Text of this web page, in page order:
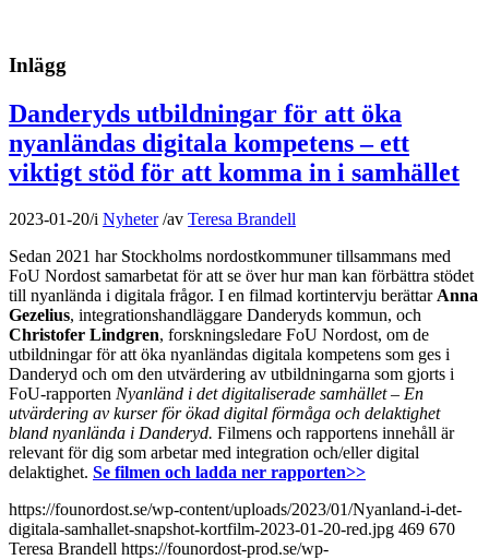
Inlägg
Danderyds utbildningar för att öka
nyanländas digitala kompetens – ett
viktigt stöd för att komma in i samhället
2023-01-20/i Nyheter /av Teresa Brandell
Sedan 2021 har Stockholms nordostkommuner tillsammans med
FoU Nordost samarbetat för att se över hur man kan förbättra stödet
till nyanlända i digitala frågor. I en filmad kortintervju berättar Anna
Gezelius, integrationshandläggare Danderyds kommun, och
Christofer Lindgren, forskningsledare FoU Nordost, om de
utbildningar för att öka nyanländas digitala kompetens som ges i
Danderyd och om den utvärdering av utbildningarna som gjorts i
FoU-rapporten Nyanländ i det digitaliserade samhället – En
utvärdering av kurser för ökad digital förmåga och delaktighet
bland nyanlända i Danderyd. Filmens och rapportens innehåll är
relevant för dig som arbetar med integration och/eller digital
delaktighet. Se filmen och ladda ner rapporten>>
https://founordost.se/wp-content/uploads/2023/01/Nyanland-i-det-
digitala-samhallet-snapshot-kortfilm-2023-01-20-red.jpg 469 670
Teresa Brandell https://founordost-prod.se/wp-